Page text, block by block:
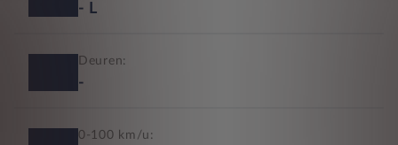
- L
Deuren:
-
0-100 km/u: